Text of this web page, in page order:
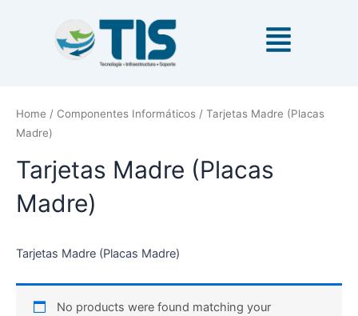
Home / Componentes Informáticos / Tarjetas Madre (Placas
Madre)
Tarjetas Madre (Placas
Madre)
Tarjetas Madre (Placas Madre)
No products were found matching your